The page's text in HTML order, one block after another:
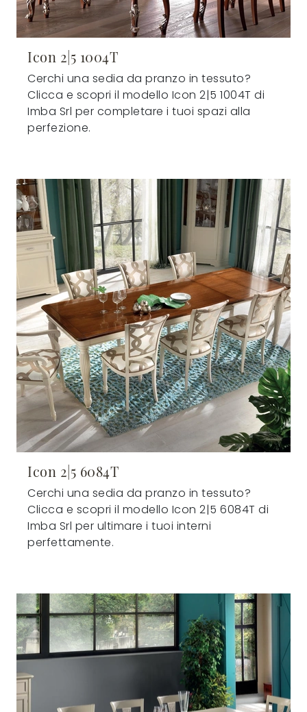
Icon 2|5 1004T
Cerchi una sedia da pranzo in tessuto?
Clicca e scopri il modello Icon 2|5 1004T di
Imba Srl per completare i tuoi spazi alla
perfezione.
Icon 2|5 6084T
Cerchi una sedia da pranzo in tessuto?
Clicca e scopri il modello Icon 2|5 6084T di
Imba Srl per ultimare i tuoi interni
perfettamente.